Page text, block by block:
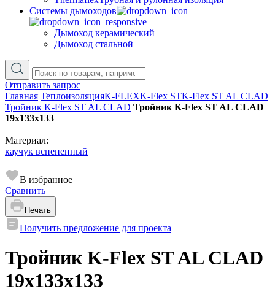
Cистемы дымоходов
Дымоход керамический
Дымоход стальной
Отправить запрос
Главная ТеплоизоляцияK-FLEXK-Flex STK-Flex ST AL CLAD
Тройник K-Flex ST AL CLAD Тройник K-Flex ST AL CLAD
19x133x133
Материал:
каучук вспененный
В избранное
Сравнить
Печать
Получить предложение для проекта
Тройник K-Flex ST AL CLAD
19x133x133